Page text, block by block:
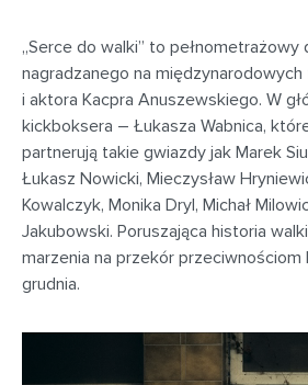
„Serce do walki” to pełnometrażowy
nagradzanego na
i aktora Kacpra Anuszewskiego. W
kickboksera – Łukasza Wabnica,
partnerują takie gwiazdy jak Marek
Łukasz Nowicki, Mieczysław
Kowalczyk, Monika Dryl, Michał
Jakubowski. Poruszająca historia
marzenia na przekór przeciwnościom
grudnia.